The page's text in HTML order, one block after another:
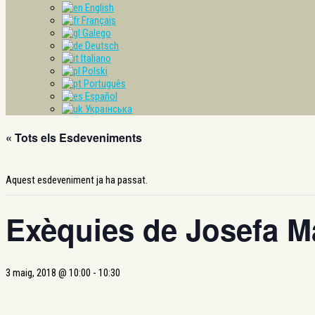
English
Français
Galego
Deutsch
Italiano
Polski
Português
Español
Українська
« Tots els Esdeveniments
Aquest esdeveniment ja ha passat.
Exèquies de Josefa
3 maig, 2018 @ 10:00 - 10:30